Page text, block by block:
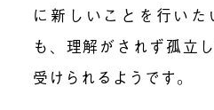
に新しいことを行い
も、理解がされず孤立
受けられるようです。